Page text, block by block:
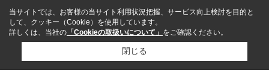
当サイトでは、お客様の当サイト利用状況把握、サービス向上検討を目的と
して、クッキー（Cookie）を使用しています。
詳しくは、当社の 「Cookieの取扱いについて」 をご確認ください。
閉じる